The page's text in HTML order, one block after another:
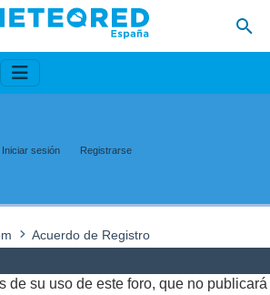
Iniciar sesión Registrarse
Acuerdo de Registro
de su uso de este foro, que no publicará